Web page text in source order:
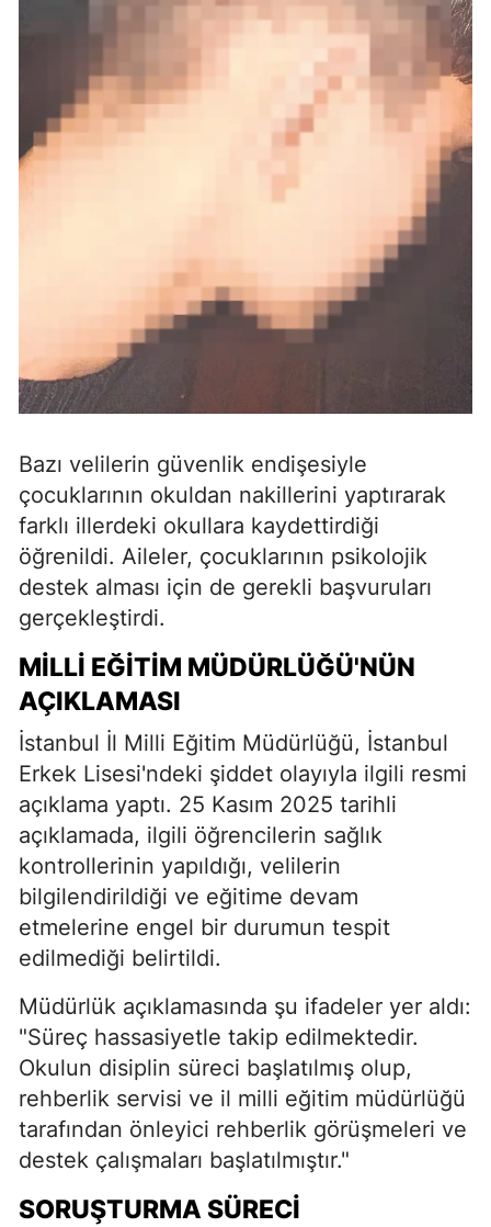
Bazı velilerin güvenlik endişesiyle
çocuklarının okuldan nakillerini yaptırarak
farklı illerdeki okullara kaydettirdiği
öğrenildi. Aileler, çocuklarının psikolojik
destek alması için de gerekli başvuruları
gerçekleştirdi.
MILLI EĞITIM MÜDÜRLÜĞÜ'NÜN
AÇIKLAMASI
İstanbul İl Milli Eğitim Müdürlüğü, İstanbul
Erkek Lisesi'ndeki şiddet olayıyla ilgili resmi
açıklama yaptı. 25 Kasım 2025 tarihli
açıklamada, ilgili öğrencilerin sağlık
kontrollerinin yapıldığı, velilerin
bilgilendirildiği ve eğitime devam
etmelerine engel bir durumun tespit
edilmediği belirtildi.
Müdürlük açıklamasında şu ifadeler yer aldı:
"Süreç hassasiyetle takip edilmektedir.
Okulun disiplin süreci başlatılmış olup,
rehberlik servisi ve il milli eğitim müdürlüğü
tarafından önleyici rehberlik görüşmeleri ve
destek çalışmaları başlatılmıştır."
SORUŞTURMA SÜRECI